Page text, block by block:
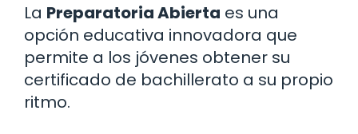
La Preparatoria Abierta es una
opción educativa innovadora que
permite a los jóvenes obtener su
certificado de bachillerato a su propio
ritmo.